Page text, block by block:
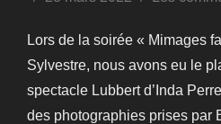
Lors de la soirée « Mimages
Sylvestre, nous avons eu le
spectacle Lubbert d’Inda
des photographies prises par